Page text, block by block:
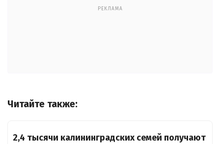
РЕКЛАМА
Читайте также:
2,4 тысячи калининградских семей получают